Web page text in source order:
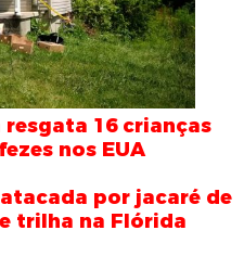
16 crianças
nos EUA
por jacaré de
trilha na Flórida